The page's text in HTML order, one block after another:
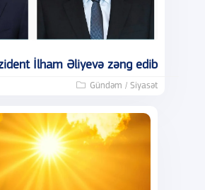
İlham Əliyevə zəng edib
Gündəm / Siyasət